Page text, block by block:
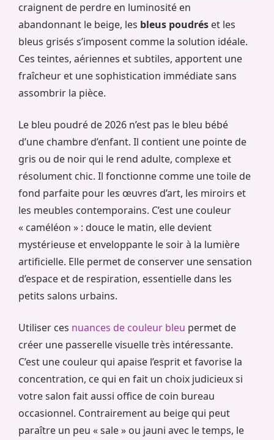
craignent de perdre en luminosité en
abandonnant le beige, les bleus poudrés et les
bleus grisés s’imposent comme la solution idéale.
Ces teintes, aériennes et subtiles, apportent une
fraîcheur et une sophistication immédiate sans
assombrir la pièce.
Le bleu poudré de 2026 n’est pas le bleu bébé
d’une chambre d’enfant. Il contient une pointe de
gris ou de noir qui le rend adulte, complexe et
résolument chic. Il fonctionne comme une toile de
fond parfaite pour les œuvres d’art, les miroirs et
les meubles contemporains. C’est une couleur
« caméléon » : douce le matin, elle devient
mystérieuse et enveloppante le soir à la lumière
artificielle. Elle permet de conserver une sensation
d’espace et de respiration, essentielle dans les
petits salons urbains.
Utiliser ces nuances de couleur bleu permet de
créer une passerelle visuelle très intéressante.
C’est une couleur qui apaise l’esprit et favorise la
concentration, ce qui en fait un choix judicieux si
votre salon fait aussi office de coin bureau
occasionnel. Contrairement au beige qui peut
paraître un peu « sale » ou jauni avec le temps, le